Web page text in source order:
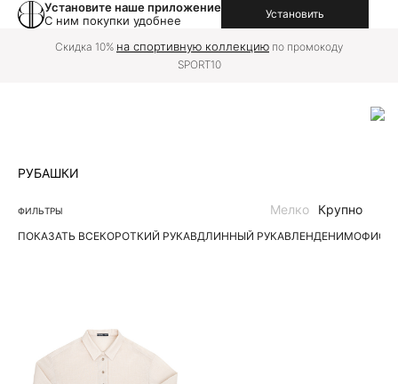
Установите наше приложение
С ним покупки удобнее
Установить
Скидка 10% на спортивную коллекцию по промокоду
SPORT10
РУБАШКИ
ФИЛЬТРЫ
ПОКАЗАТЬ ВСЕКОРОТКИЙ РУКАВДЛИННЫЙ РУКАВЛЕНДЕНИМОФИС
Мелко Крупно